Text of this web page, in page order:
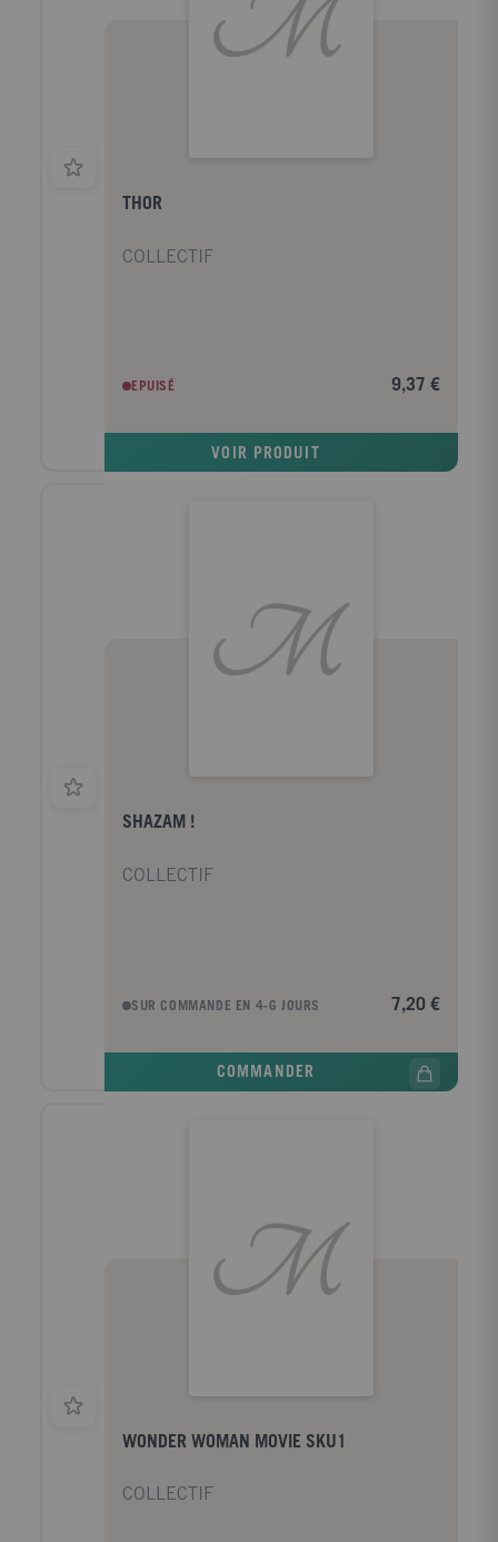
THOR
COLLECTIF
EPUISÉ 9,37 €
VOIR PRODUIT
SHAZAM !
COLLECTIF
SUR COMMANDE EN 4-6 JOURS 7,20 €
COMMANDER
WONDER WOMAN MOVIE SKU1
COLLECTIF